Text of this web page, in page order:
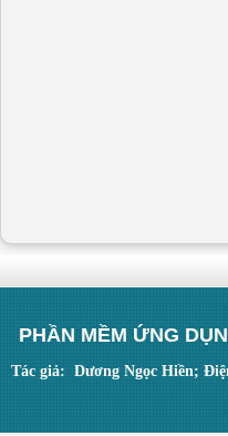
PHẦN MỀM ỨNG
Tác giả: Dương Ngọc Hiền;